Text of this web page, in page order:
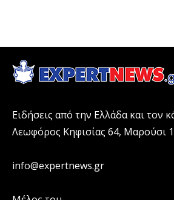
Ειδήσεις από την Ελλάδα και τον
Λεωφόρος Κηφισίας 64, Μαρούσι
info@expertnews.gr